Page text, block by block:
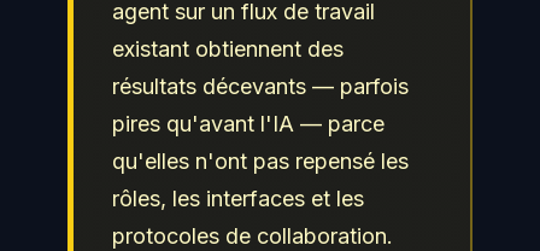
agent sur un flux de travail
existant obtiennent des
résultats décevants — parfois
pires qu'avant l'IA — parce
qu'elles n'ont pas repensé les
rôles, les interfaces et les
protocoles de collaboration.